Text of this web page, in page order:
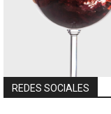
REDES SOCIALES